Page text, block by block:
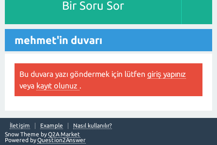
Bir Soru Sor
mehmet'in duvarı
Bu duvara yazı göndermek için lütfen giriş yapınız
veya kayıt olunuz .
İletişim Example
Nasıl kullanılır?
Snow Theme byQ2A Market
Powered byQuestion2Answer